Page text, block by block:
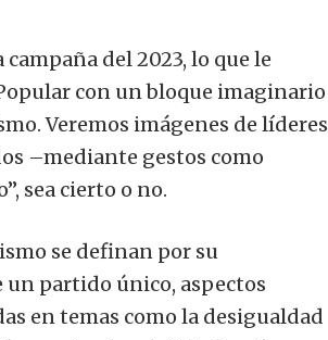
del 2023, lo que le
con un bloque imaginario
Veremos imágenes de líderes
–mediante gestos como
sea cierto o no.
se definan por su
partido único, aspectos
en temas como la desigualdad